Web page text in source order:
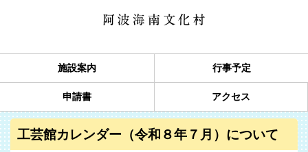
施設案内 行事予定
申請書 アクセス
工芸館カレンダー（令和８年７月）について